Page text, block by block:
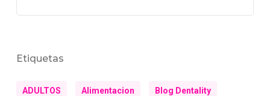
Etiquetas
ADULTOS Alimentacion Blog Dentality